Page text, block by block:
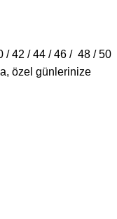
/ 42 / 44 / 46 / 48 / 50
özel günlerinize